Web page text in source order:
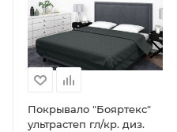
Покрывало "Бояртекс"
ультрастеп гл/кр. диз.